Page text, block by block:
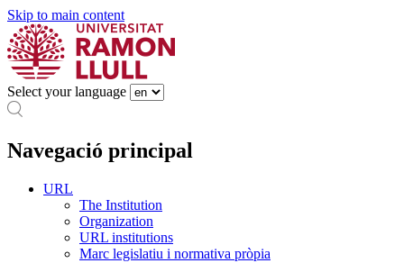
Skip to main content
Select your language
Navegació principal
URL
The Institution
Organization
URL institutions
Marc legislatiu i normativa pròpia